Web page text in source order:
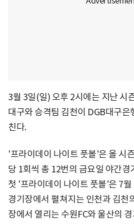
3월 3일(일) 오후 2시에는 지난 시
대구와 승격팀 김천이 DGB대구은
친다.
'프라이데이 나이트 풋볼'은 올 시
당 1회씩 총 12번의 금요일 야간경
첫 '프라이데이 나이트 풋볼'은 7
경기장에서 펼쳐지는 인천과 김천
장에서 열리는 수원FC와 울산의